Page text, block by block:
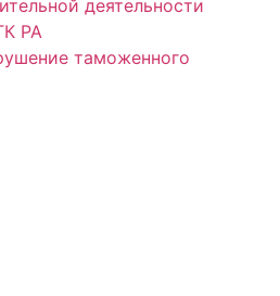
деятельности
РА
таможенного